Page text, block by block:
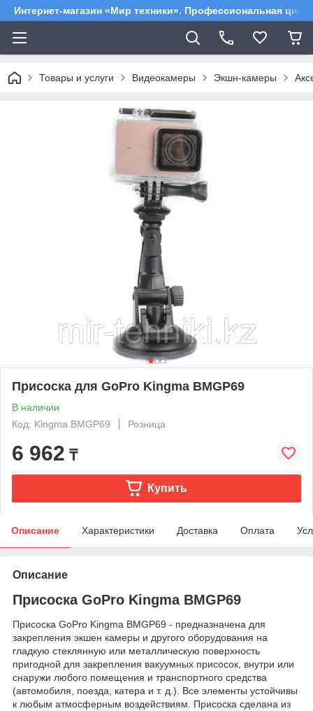
Интернет-магазин «Мир техники». Профессиональная
Товары и услуги Видеокамеры Экшн-камеры
Присоска для GoPro Kingma BMGP69
В наличии
Код: Kingma BMGP69
Розница
6 962 ₸
Купить
Описание Характеристики Доставка Оплата
Описание
Присоска GoPro Kingma BMGP69
Присоска GoPro Kingma BMGP69 - предназначена для
закрепления экшен камеры и другого оборудования на
гладкую стеклянную или металлическую поверхность
пригодной для закрепления вакуумных присосок, внутри или
снаружи любого помещения и транспортного средства
(автомобиля, поезда, катера и т. д.). Все элементы устойчивы
к любым атмосферным воздействиям. Присоска сделана из